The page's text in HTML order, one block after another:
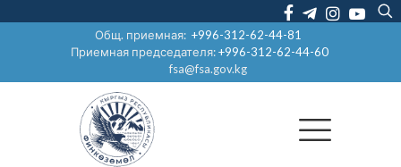
Общ. приемная:+996-312-62-44-81
Приемная председателя:+996-312-62-44-60
fsa@fsa.gov.kg